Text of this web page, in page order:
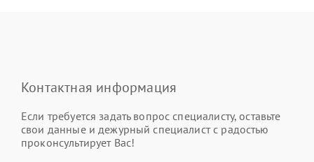
Контактная информация
Если требуется задать вопрос специалисту, оставьте
свои данные и дежурный специалист с радостью
проконсультирует Вас!